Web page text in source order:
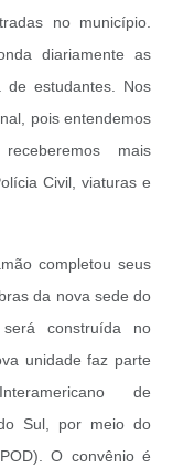
no município.
diariamente as
estudantes. Nos
pois entendemos
mais
Civil, viaturas e
completou seus
da nova sede do
construída no
unidade faz parte
de
Sul, por meio do
O convênio é